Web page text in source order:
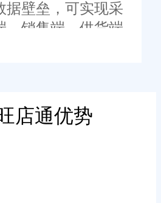
据壁垒，可实现采
、销售端、供货端
。供货商可实时
货品生产状态、到
游信息实时同步，
流程协同联动
店通优势